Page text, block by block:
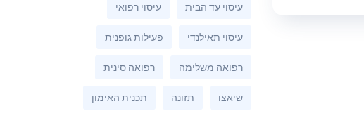
עיסוי עד הבית עיסוי רפואי
עיסוי תאילנדי פעילות גופנית
רפואה משלימה רפואה סינית
שיאצו תזונה תכנית האימון